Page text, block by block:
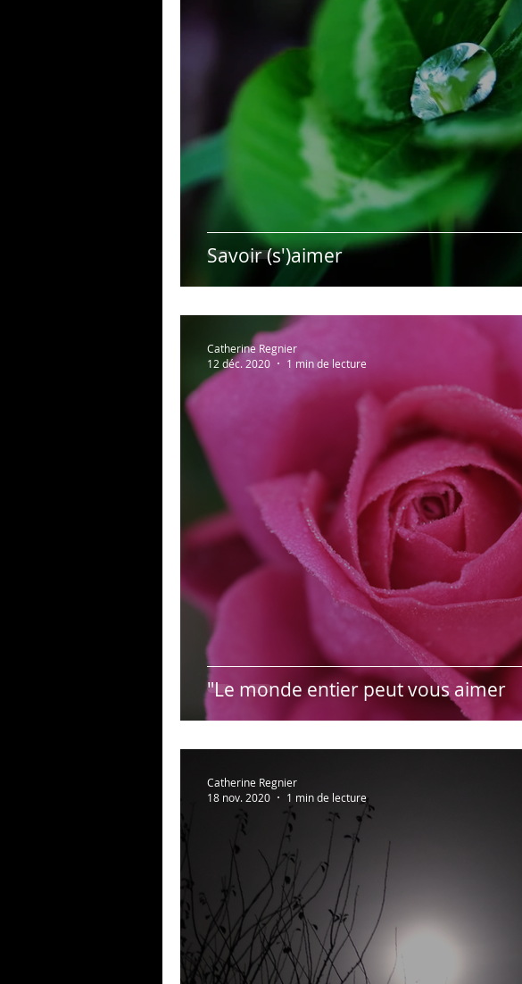
Savoir (s')aimer
"Le monde entier peut vous aimer
Catherine Regnier
12 déc. 2020
1 min de lecture
Catherine Regnier
18 nov. 2020
1 min de lecture